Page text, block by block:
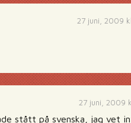
27 juni, 2009
27 juni, 2009
stått på svenska, jag vet